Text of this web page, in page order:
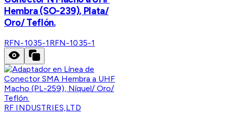
Hembra (SO-239), Plata/
Oro/ Teflón.
RFN-1035-1 RFN-1035-1
RF INDUSTRIES,LTD